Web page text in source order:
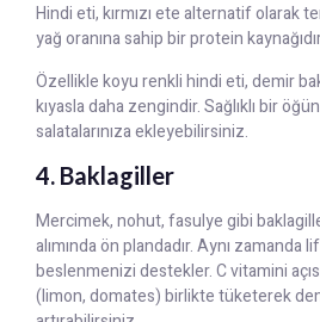
Hindi eti, kırmızı ete alternatif olarak
yağ oranına sahip bir protein
Özellikle koyu renkli hindi eti, demir
kıyasla daha zengindir. Sağlıklı bir
salatalarınıza ekleyebilirsiniz.
4. Baklagiller
Mercimek, nohut, fasulye gibi
alımında ön plandadır. Aynı
beslenmenizi destekler. C vitamini
(limon, domates) birlikte tüketerek